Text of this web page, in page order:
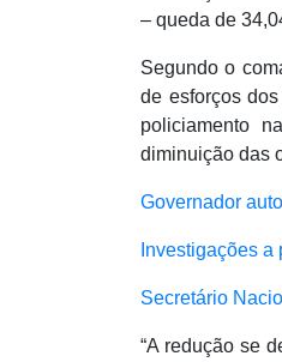
– queda de
Segundo o
de esforços
policiamento
diminuição das
Governador
Investigações
Secretário
“A redução se